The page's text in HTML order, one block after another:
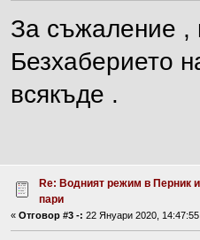
За съжаление ,
Безхаберието
всякъде .
Re: Водният режим в Перник
пари
«Отговор #3 -: 22 Януари 2020,